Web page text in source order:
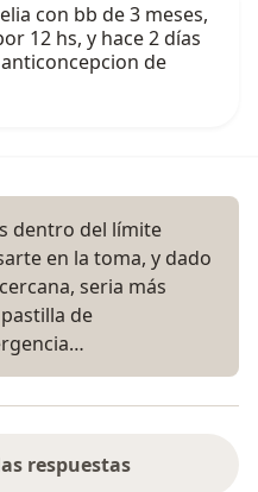
con bb de 3 meses,
12 hs, y hace 2 días
de
dentro del límite
en la toma, y dado
seria más
de
respuestas